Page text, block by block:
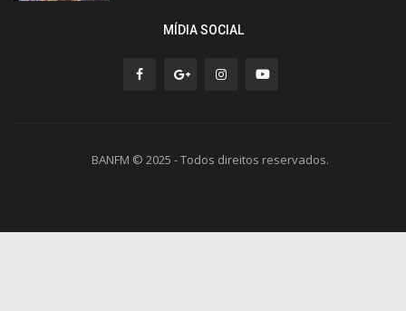
MÍDIA SOCIAL
BANFM © 2025 - Todos direitos reservados.